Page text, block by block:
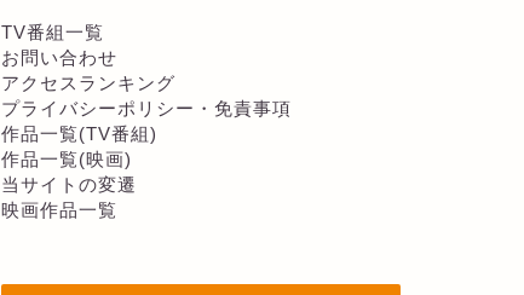
TV番組一覧
お問い合わせ
アクセスランキング
プライバシーポリシー・免責事項
作品一覧(TV番組)
作品一覧(映画)
当サイトの変遷
映画作品一覧